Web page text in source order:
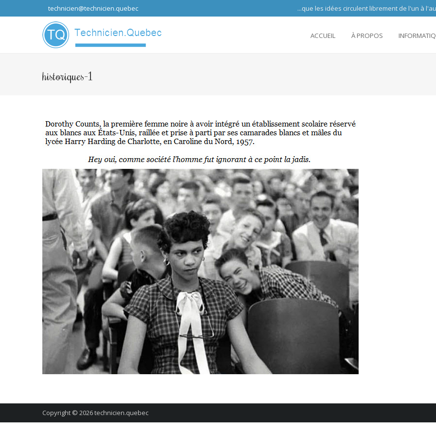
technicien@technicien.quebec ...que les idées circulent librement de l'un à l'autre
ACCUEIL À PROPOS
historiques-1
Copyright © 2026technicien.quebec